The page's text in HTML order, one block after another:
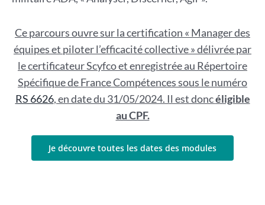
Ce parcours ouvre sur la certification « Manager des
équipes et piloter l’efficacité collective » délivrée par
le certificateur Scyfco et enregistrée au Répertoire
Spécifique de France Compétences sous le numéro
RS 6626, en date du 31/05/2024. Il est doncéligible
au CPF.
Je découvre toutes les dates des modules